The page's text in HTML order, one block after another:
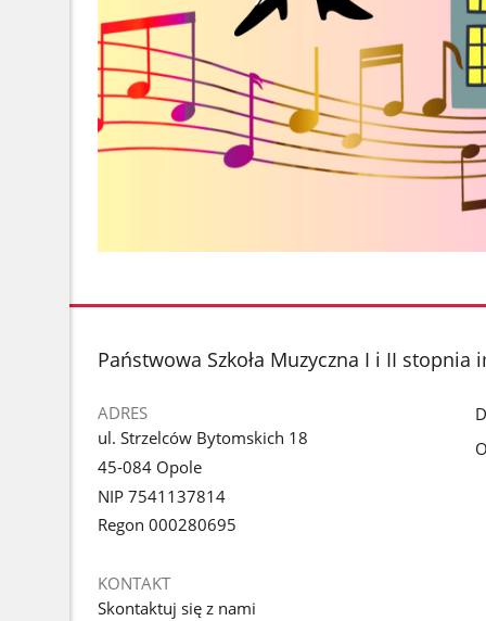
stopka
Państwowa Szkoła Muzyczna I i II
ADRES
ul. Strzelców Bytomskich 18
45-084 Opole
NIP 7541137814
Regon 000280695
KONTAKT
Skontaktuj się z nami